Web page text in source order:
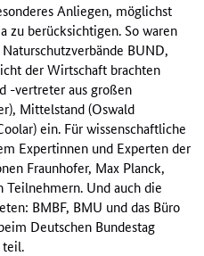
Anliegen, möglichst
zu berücksichtigen. So waren
BUND,
der Wirtschaft brachten
-vertreter aus großen
Mittelstand (Oswald
ein. Für wissenschaftliche
Expertinnen und Experten der
Fraunhofer, Max Planck,
Und auch die
BMBF, BMU und das Büro
Deutschen Bundestag
teil.